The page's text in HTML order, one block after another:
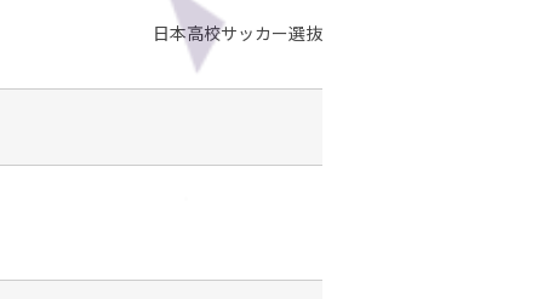
日本高校サッカー選抜